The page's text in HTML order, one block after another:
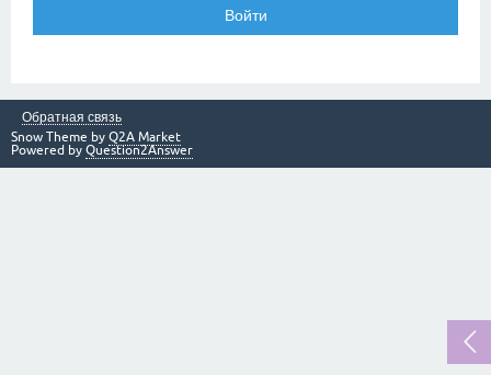
Обратная связь
Snow Theme by Q2A Market
Powered by Question2Answer